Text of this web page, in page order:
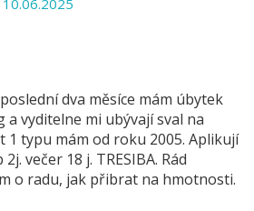
10.06.2025
dva měsíce mám úbytek
a vyditelne mi ubývají sval na
1 typu mám od roku 2005. Aplikují
večer 18 j. TRESIBA. Rád
o radu, jak přibrat na hmotnosti.